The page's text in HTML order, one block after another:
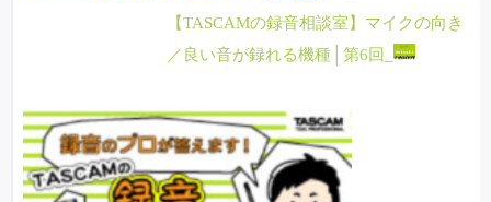
【TASCAMの録音相談室】マイクの向き
／良い音が録れる機種│第6回_